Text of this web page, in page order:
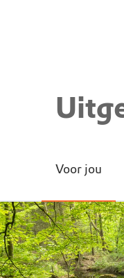
Voor jou